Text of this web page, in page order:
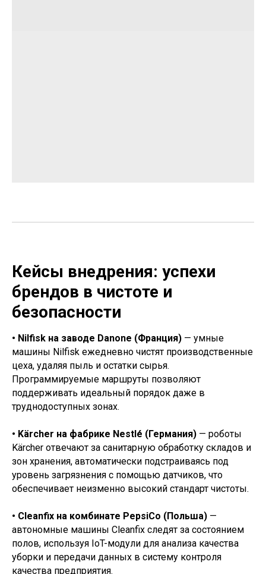
Кейсы внедрения: успехи
брендов в чистоте и
безопасности
• Nilfisk на заводе Danone (Франция) — умные
машины Nilfisk ежедневно чистят производственные
цеха, удаляя пыль и остатки сырья.
Программируемые маршруты позволяют
поддерживать идеальный порядок даже в
труднодоступных зонах.
• Kärcher на фабрике Nestlé (Германия) — роботы
Kärcher отвечают за санитарную обработку складов и
зон хранения, автоматически подстраиваясь под
уровень загрязнения с помощью датчиков, что
обеспечивает неизменно высокий стандарт чистоты.
• Cleanfix на комбинате PepsiCo (Польша) —
автономные машины Cleanfix следят за состоянием
полов, используя IoT-модули для анализа качества
уборки и передачи данных в систему контроля
качества предприятия.